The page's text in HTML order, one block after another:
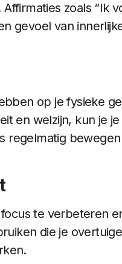
zoals “Ik
gevoel van
op je fysieke
en welzijn, kun je
regelmatig
te verbeteren
die je